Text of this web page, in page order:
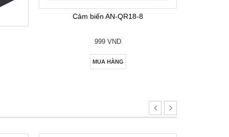
Cảm biến AN-QR18-8
999 VND
MUA HÀNG